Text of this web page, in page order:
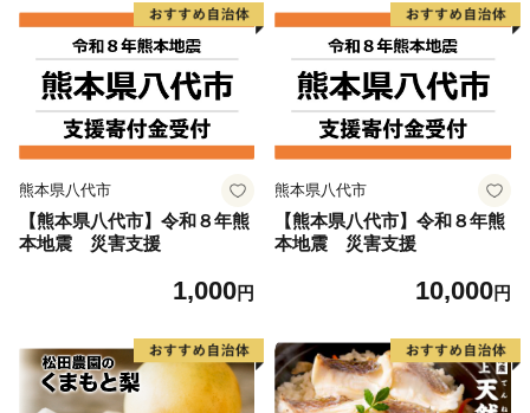
熊本県八代市
【熊本県八代市】令和８年熊
本地震 災害支援
1,000円
熊本県八代市
【熊本県八代市】令和８年熊
本地震 災害支援
10,000円